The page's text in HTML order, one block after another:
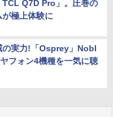
Q7D Pro」。圧巻の
極上体験に
の実力!「Osprey」Nobl
フォン4機種を一気に聴